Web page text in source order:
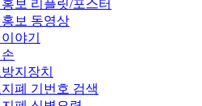
보 리플릿/포스터
보 동영상
야기
지장치
폐 기번호 검색